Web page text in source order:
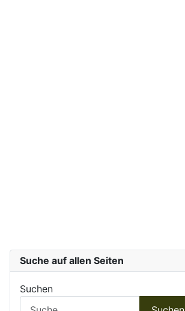
Suche auf allen Seiten
Suchen